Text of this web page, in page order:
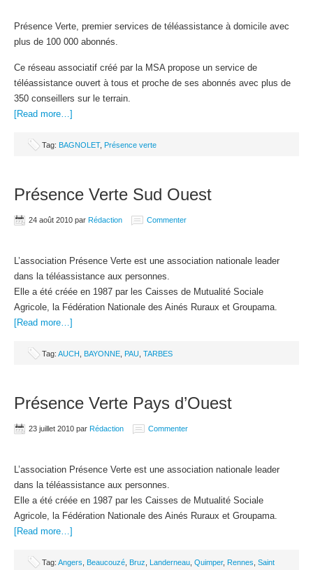
Présence Verte, premier services de téléassistance à domicile avec
plus de 100 000 abonnés.
Ce réseau associatif créé par la MSA propose un service de
téléassistance ouvert à tous et proche de ses abonnés avec plus de
350 conseillers sur le terrain.
[Read more…]
Tag: BAGNOLET, Présence verte
Présence Verte Sud Ouest
24 août 2010 par Rédaction Commenter
L’association Présence Verte est une association nationale leader
dans la téléassistance aux personnes.
Elle a été créée en 1987 par les Caisses de Mutualité Sociale
Agricole, la Fédération Nationale des Ainés Ruraux et Groupama.
[Read more…]
Tag: AUCH BAYONNE PAU TARBES
Présence Verte Pays d’Ouest
23 juillet 2010 par Rédaction Commenter
L’association Présence Verte est une association nationale leader
dans la téléassistance aux personnes.
Elle a été créée en 1987 par les Caisses de Mutualité Sociale
Agricole, la Fédération Nationale des Ainés Ruraux et Groupama.
[Read more…]
Tag: Angers Beaucouzé Bruz Landerneau Quimper, Rennes Saint